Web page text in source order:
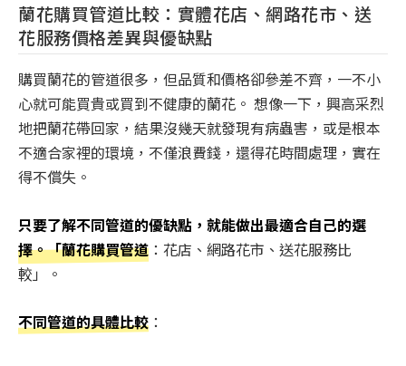
蘭花購買管道比較：實體花店、網路花市、送
花服務價格差異與優缺點
購買蘭花的管道很多，但品質和價格卻參差不齊，一不小
心就可能買貴或買到不健康的蘭花。 想像一下，興高采烈
地把蘭花帶回家，結果沒幾天就發現有病蟲害，或是根本
不適合家裡的環境，不僅浪費錢，還得花時間處理，實在
得不償失。
只要了解不同管道的優缺點，就能做出最適合自己的選
擇。「蘭花購買管道 ：花店、網路花市、送花服務比
較」。
不同管道的具體比較 ：